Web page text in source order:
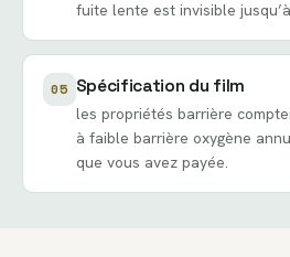
fuite lente est invisible
05 Spécification du film
les propriétés barrière
à faible barrière oxygène
que vous avez payée.